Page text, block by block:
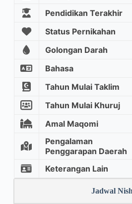
Pendidikan Terakhir
Status Pernikahan
Golongan Darah
Bahasa
Tahun Mulai Taklim
Tahun Mulai Khuruj
Amal Maqomi
Pengalaman
Penggarapan Daerah
Keterangan Lain
Jadwal